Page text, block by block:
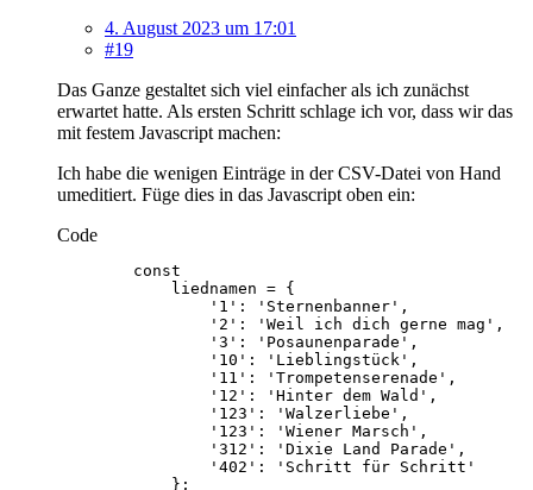
4. August 2023 um 17:01
#19
Das Ganze gestaltet sich viel einfacher als ich zunächst
erwartet hatte. Als ersten Schritt schlage ich vor, dass wir das
mit festem Javascript machen:
Ich habe die wenigen Einträge in der CSV-Datei von Hand
umeditiert. Füge dies in das Javascript oben ein:
Code
            };